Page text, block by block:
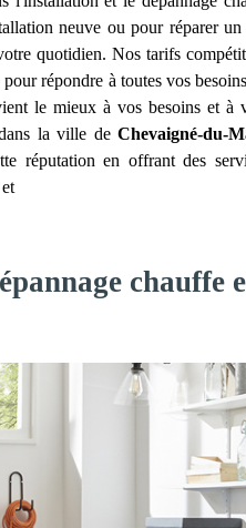
neuve ou pour réparer
quotidien. Nos tarifs
répondre à toutes vos
le mieux à vos besoins et à
la ville de Chevaigné-du-
réputation en offrant des
chauffe